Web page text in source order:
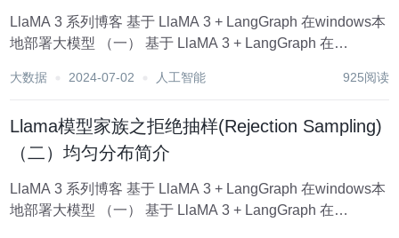
LlaMA 3 系列博客 基于 LlaMA 3 + LangGraph 在windows本
地部署大模型 （一） 基于 LlaMA 3 + LangGraph 在
在w...
大数据 2024-07-02 人工智能 925阅读
Llama模型家族之拒绝抽样(Rejection Sampling)
（二）均匀分布简介
LlaMA 3 系列博客 基于 LlaMA 3 + LangGraph 在windows本
地部署大模型 （一） 基于 LlaMA 3 + LangGraph 在